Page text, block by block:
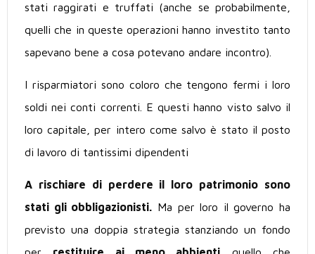
stati raggirati e truffati (anche se probabilmente,
quelli che in queste operazioni hanno investito tanto
sapevano bene a cosa potevano andare incontro).
I risparmiatori sono coloro che tengono fermi i loro
soldi nei conti correnti. E questi hanno visto salvo il
loro capitale, per intero come salvo è stato il posto
di lavoro di tantissimi dipendenti
A rischiare di perdere il loro patrimonio sono
stati gli obbligazionisti. Ma per loro il governo ha
previsto una doppia strategia stanziando un fondo